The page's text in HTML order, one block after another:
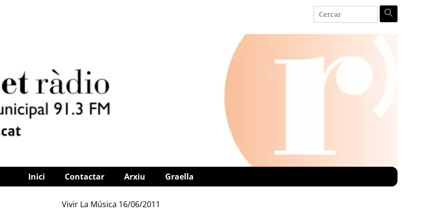
Inici Contactar Arxiu Graella
Vivir La Música 16/06/2011